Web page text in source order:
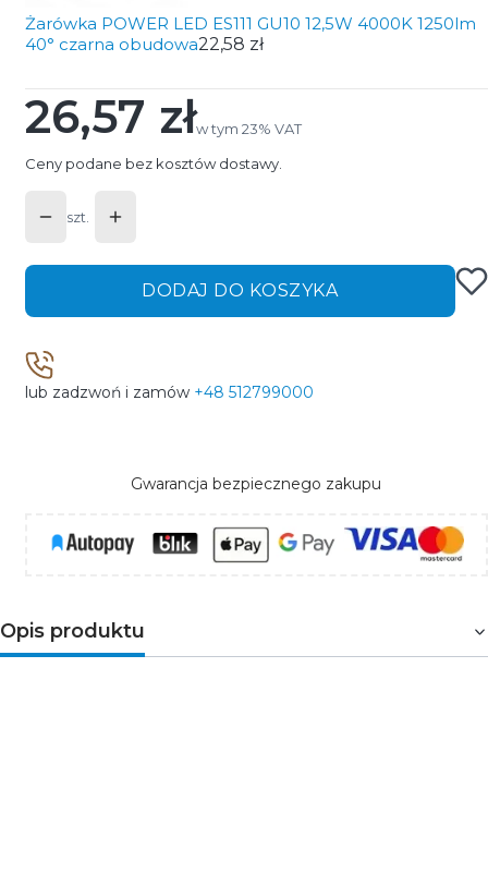
Żarówka POWER LED ES111 GU10 12,5W 4000K 1250lm
40° czarna obudowa22,58 zł
Cena
26,57 złw tym 23% VAT
w tym 23% VAT
Ceny podane bez kosztów dostawy.
szt.
DODAJ DO KOSZYKA
lub zadzwoń i zamów +48 512799000
Gwarancja bezpiecznego zakupu
Opis produktu